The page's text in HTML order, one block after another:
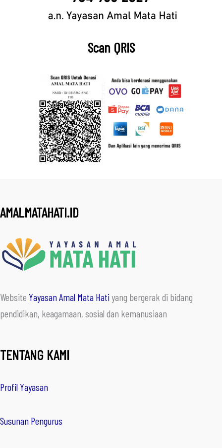
Scan QRIS
AMALMATAHATI.ID
Website Yayasan Amal Mata Hatiyang bergerak di bidang
pendidikan, keagamaan, sosial dan kemanusiaan
TENTANG KAMI
Profil Yayasan
Susunan Pengurus